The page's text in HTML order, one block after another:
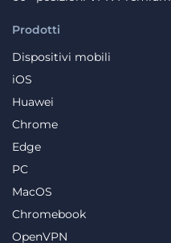
Prodotti
Dispositivi mobili
iOS
Huawei
Chrome
Edge
PC
MacOS
Chromebook
OpenVPN